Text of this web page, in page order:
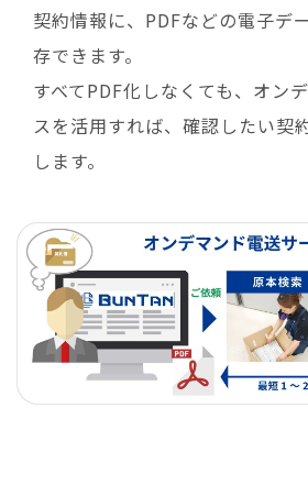
契約情報に、PDFなどの電子デ
存できます。
すべてPDF化しなくても、オン
スを活用すれば、確認したい契
します。